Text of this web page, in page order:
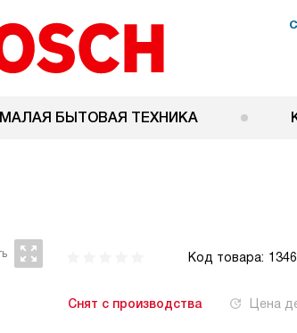
МАЛАЯ БЫТОВАЯ ТЕХНИКА
Код товара:
Снят с производства Цена